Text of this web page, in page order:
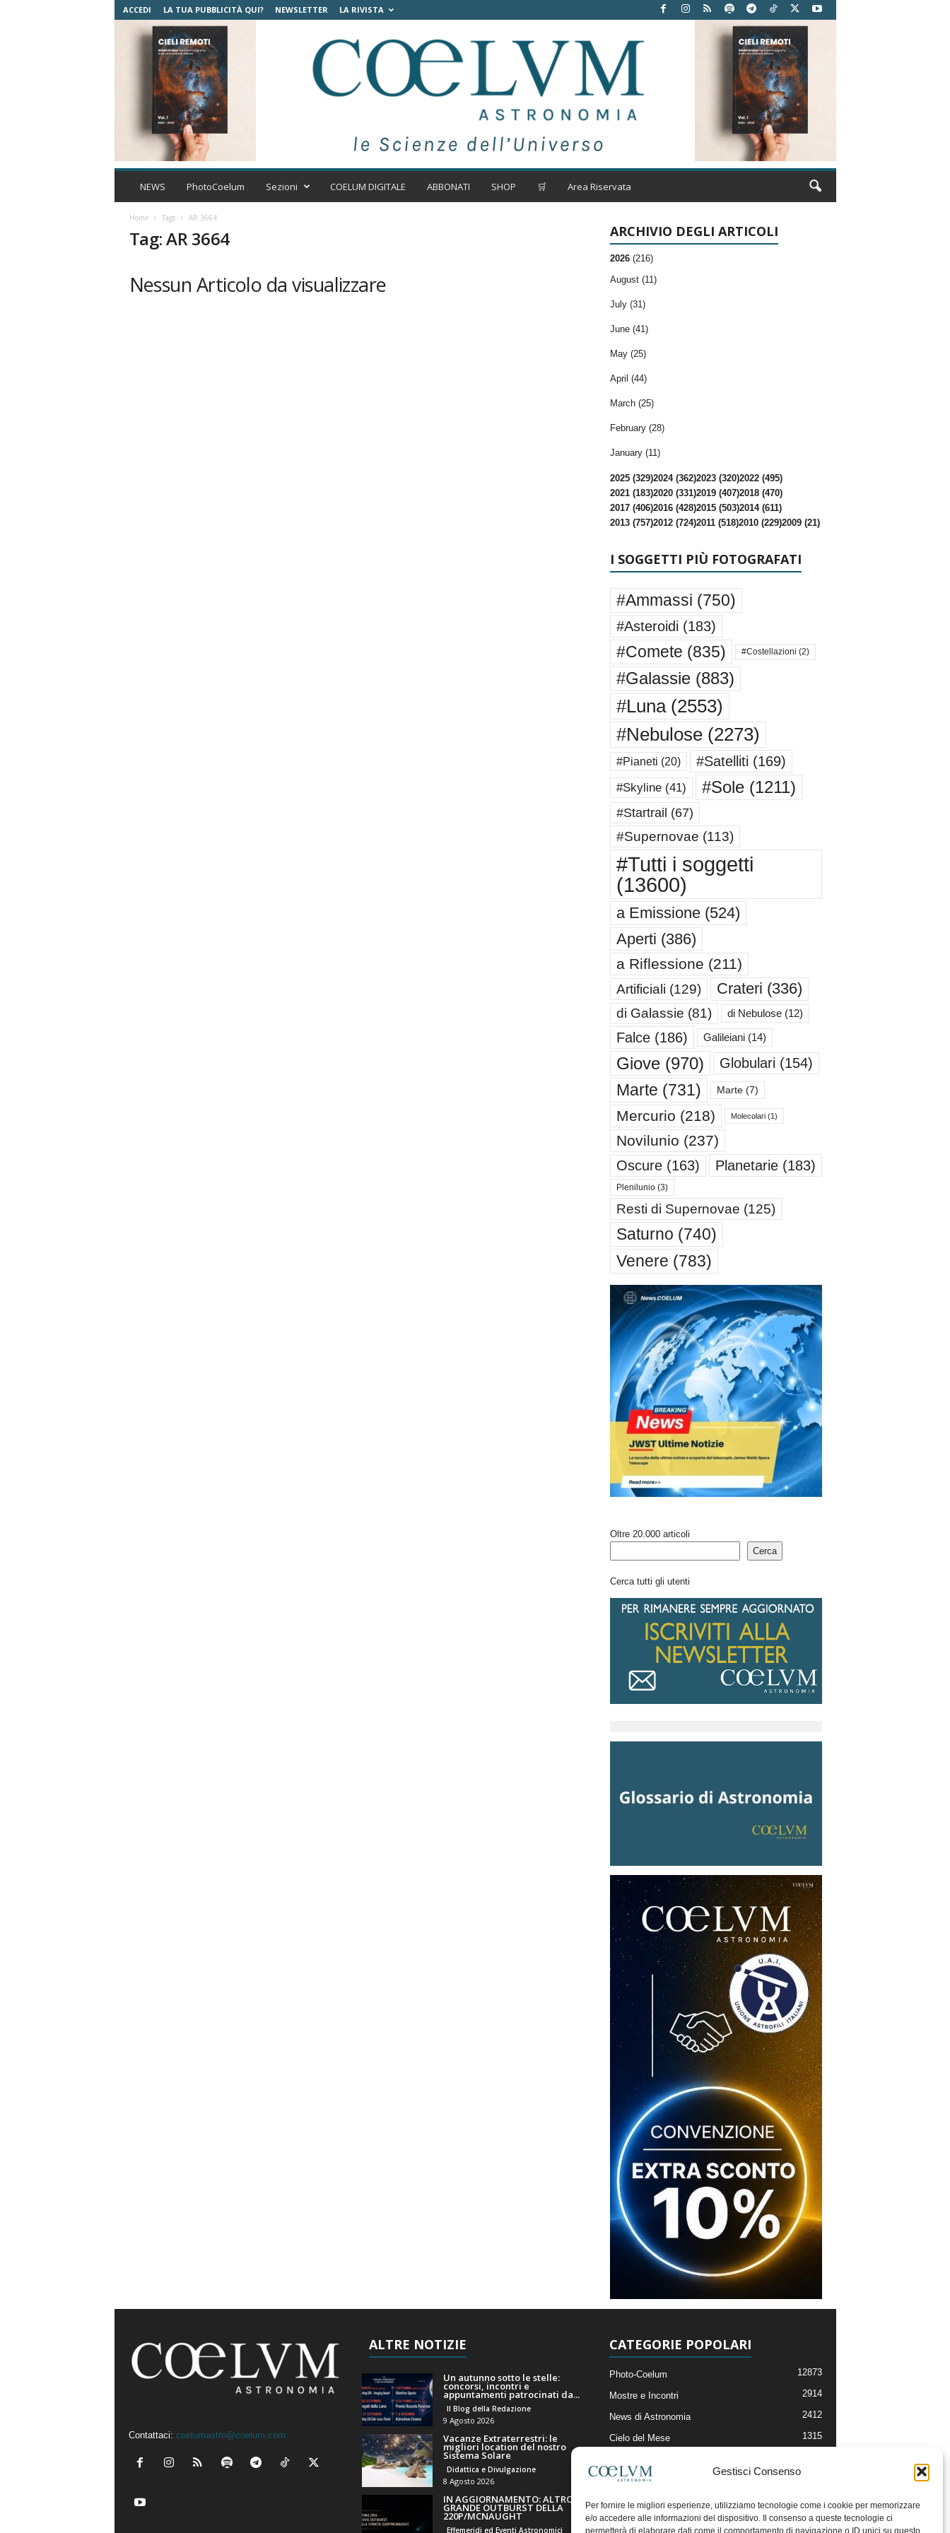
Gestisci Consenso
Per fornire le migliori esperienze, utilizziamo tecnologie come i cookie per memorizzare
e/o accedere alle informazioni del dispositivo. Il consenso a queste tecnologie ci
permetterà di elaborare dati come il comportamento di navigazione o ID unici su questo
ACCEDI LA TUA PUBBLICITÀ QUI? NEWSLETTER LA RIVISTA
C
t
NEWS PhotoCoelum Sezioni COELUM DIGITALE ABBONATI SHOP 🛒 Area Riservata
Home Tags AR 3664
Tag: AR 3664
Nessun Articolo da visualizzare
ARCHIVIO DEGLI ARTICOLI
2026 (216)
August (11)
July (31)
June (41)
May (25)
April (44)
March (25)
February (28)
January (11)
2025 (329)2024 (362)2023 (320)2022 (495)
2021 (183)2020 (331)2019 (407)2018 (470)
2017 (406)2016 (428)2015 (503)2014 (611)
2013 (757)2012 (724)2011 (518)2010 (229)2009 (21)
I SOGGETTI PIÙ FOTOGRAFATI
#Ammassi (750)
#Asteroidi (183)
#Comete (835) #Costellazioni (2)
#Galassie(883)
#Luna(2553)
#Nebulose(2273)
#Pianeti (20) #Satelliti (169)
#Skyline(41) #Sole(1211)
#Startrail (67)
#Supernovae (113)
#Tutti i soggetti
(13600)
a Emissione(524)
Aperti (386)
a Riflessione (211)
Artificiali (129) Crateri (336)
di Galassie (81) di Nebulose(12)
Falce(186) Galileiani(14)
Giove(970) Globulari (154)
Marte (731) Marte(7)
Mercurio (218) Molecolari(1)
Novilunio (237)
Oscure(163) Planetarie(183)
Plenilunio(3)
Resti di Supernovae (125)
Saturno (740)
Venere (783)
Oltre 20.000 articoli
Cerca
Cerca tutti gli utenti
Contattaci: coelumastro@coelum.com
ALTRE NOTIZIE
Un autunno sotto le stelle:
concorsi, incontri e
appuntamenti patrocinati da...
Il Blog della Redazione
9 Agosto 2026
Vacanze Extraterrestri: le
migliori location del nostro
Sistema Solare
Didattica e Divulgazione
8 Agosto 2026
IN AGGIORNAMENTO: ALTRO
GRANDE OUTBURST DELLA
220P/MCNAUGHT
Effemeridi ed Eventi Astronomici
CATEGORIE POPOLARI
Photo-Coelum 12873
Mostre e Incontri 2914
News di Astronomia 2412
Cielo del Mese 1315
Articoli e Risorse On-Line
Il Blog della Redazione